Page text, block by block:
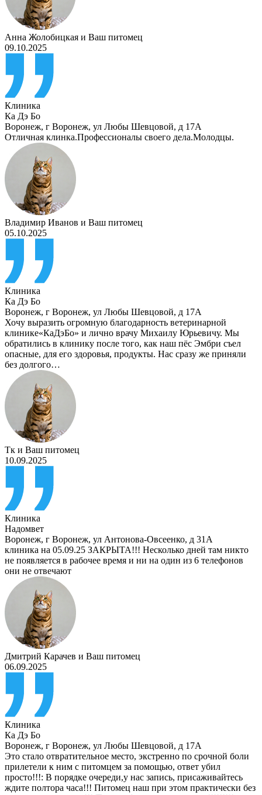
Анна Жолобицкая и Ваш питомец
09.10.2025
Клиника
Ка Дэ Бо
Воронеж, г Воронеж, ул Любы Шевцовой, д 17А
Отличная клинка.Профессионалы своего дела.Молодцы.
Владимир Иванов и Ваш питомец
05.10.2025
Клиника
Ка Дэ Бо
Воронеж, г Воронеж, ул Любы Шевцовой, д 17А
Хочу выразить огромную благодарность ветеринарной
клинике«КаДэБо» и лично врачу Михаилу Юрьевичу. Мы
обратились в клинику после того, как наш пёс Эмбри съел
опасные, для его здоровья, продукты. Нас сразу же приняли
без долгого…
Тк и Ваш питомец
10.09.2025
Клиника
Надомвет
Воронеж, г Воронеж, ул Антонова-Овсеенко, д 31А
клиника на 05.09.25 ЗАКРЫТА!!! Несколько дней там никто
не появляется в рабочее время и ни на один из 6 телефонов
они не отвечают
Дмитрий Карачев и Ваш питомец
06.09.2025
Клиника
Ка Дэ Бо
Воронеж, г Воронеж, ул Любы Шевцовой, д 17А
Это стало отвратительное место, экстренно по срочной боли
прилетели к ним с питомцем за помощью, ответ убил
просто!!!: В порядке очереди,у нас запись, присаживайтесь
ждите полтора часа!!! Питомец наш при этом практически без